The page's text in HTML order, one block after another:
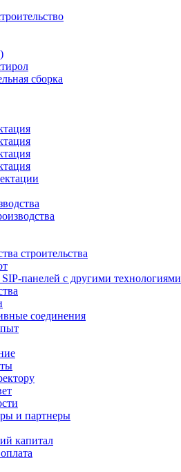
сборка
строительства
панелей с другими технологиями
соединения
и партнеры
капитал